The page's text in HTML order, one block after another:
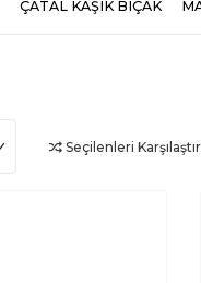
ÇATAL KAŞIK BIÇAK
Seçilenleri Karşılaştır